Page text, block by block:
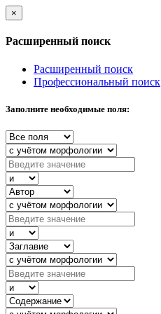
×
Расширенный поиск
Расширенный поиск
Профессиональный поиск
Заполните необходимые поля: